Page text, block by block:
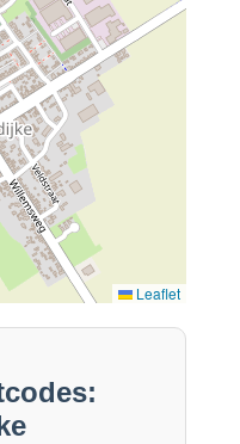
Leaflet